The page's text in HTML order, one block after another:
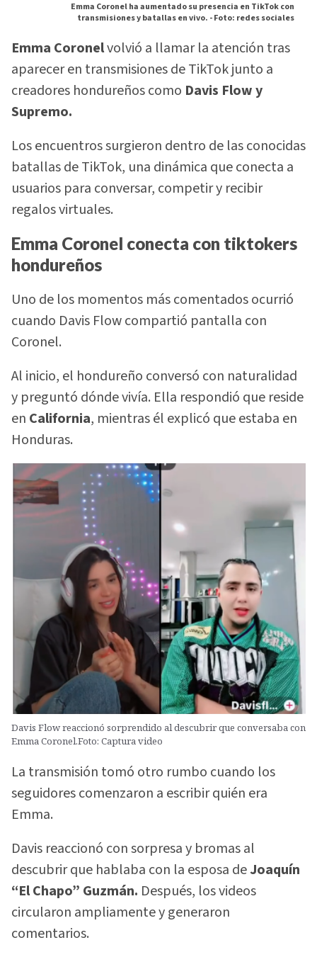
Emma Coronel ha aumentado su presencia en TikTok con
transmisiones y batallas en vivo. -Foto: redes sociales
Emma Coronelvolvió a llamar la atención tras
aparecer en transmisiones de TikTok junto a
creadores hondureños como Davis Flow y
Supremo.
Los encuentros surgieron dentro de las conocidas
batallas de TikTok, una dinámica que conecta a
usuarios para conversar, competir y recibir
regalos virtuales.
Emma Coronel conecta con tiktokers
hondureños
Uno de los momentos más comentados ocurrió
cuando Davis Flow compartió pantalla con
Coronel.
Al inicio, el hondureño conversó con naturalidad
y preguntó dónde vivía. Ella respondió que reside
en California, mientras él explicó que estaba en
Honduras.
Davis Flow reaccionó sorprendido al descubrir que conversaba con
Emma Coronel.Foto: Captura video
La transmisión tomó otro rumbo cuando los
seguidores comenzaron a escribir quién era
Emma.
Davis reaccionó con sorpresa y bromas al
descubrir que hablaba con la esposa deJoaquín
“El Chapo” Guzmán. Después, los videos
circularon ampliamente y generaron
comentarios.